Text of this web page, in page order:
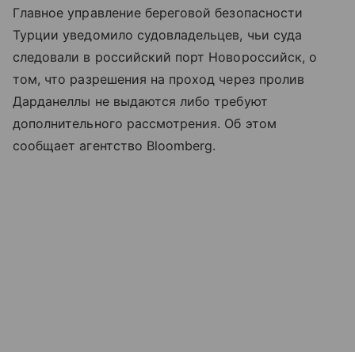
Главное управление береговой безопасности
Турции уведомило судовладельцев, чьи суда
следовали в российский порт Новороссийск, о
том, что разрешения на проход через пролив
Дарданеллы не выдаются либо требуют
дополнительного рассмотрения. Об этом
сообщает агентство Bloomberg.